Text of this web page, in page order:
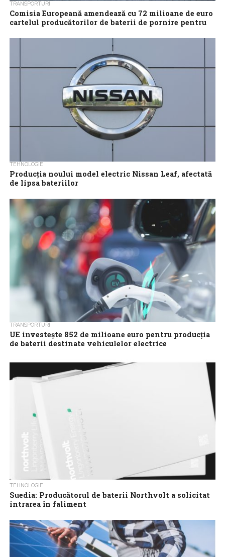
TRANSPORTURI
Comisia Europeană amendează cu 72 milioane de euro
cartelul producătorilor de baterii de pornire pentru
Comisia Europeană a amendat trei producători de baterii de
pornire pentru autovehicule – Exide, FET (inclusiv predecesorul
său, Elettra) și Rombat, precum...
TEHNOLOGIE
Producția noului model electric Nissan Leaf, afectată
de lipsa bateriilor
producție pentru noul model electric Leaf în perioada
septembrie – noiembrie,...
TRANSPORTURI
UE investește 852 de milioane euro pentru producția
de baterii destinate vehiculelor electrice
de fabricare a celulelor de baterii pentru vehicule electrice vor
primi granturi în...
TEHNOLOGIE
Suedia: Producătorul de baterii Northvolt a solicitat
intrarea în faliment
vehicule electrice (EV), a anunțat miercuri că a inițiat procedura
de faliment în Suedia...